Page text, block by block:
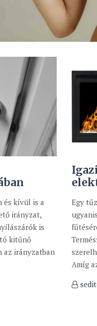
és kívül is a
irányzat,
is
kitűnő
az irányzatban
Egy
Amíg